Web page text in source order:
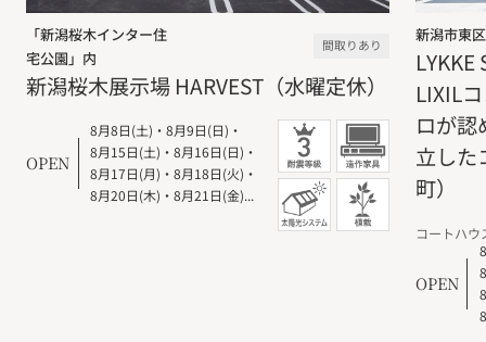
「新潟桜木インター住
宅公園」内
間取りあり
新潟桜木展示場 HARVEST（水曜定休）
OPEN
8月8日(土) ・8月9日(日) ・
8月15日(土) ・8月16日(日) ・
8月17日(月) ・8月18日(火) ・
8月20日(木) ・8月21日(金)...
新潟市東
LIXIL
ロが認
立した
町）
コートハウ
OPEN